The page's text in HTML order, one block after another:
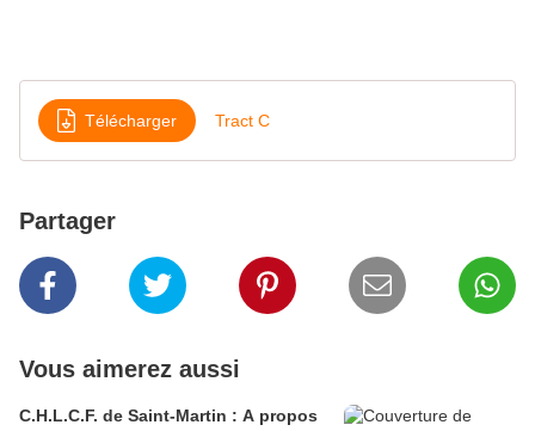
Télécharger Tract C
Partager
Vous aimerez aussi
C.H.L.C.F. de Saint-Martin : A propos